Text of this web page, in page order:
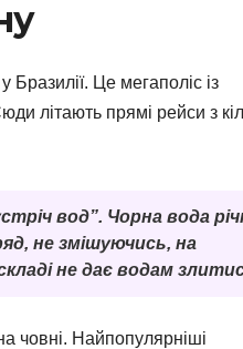
Це мегаполіс із
літають прямі рейси з
вод”. Чорна вода
не змішуючись, на
не дає водам
човні. Найпопулярніші